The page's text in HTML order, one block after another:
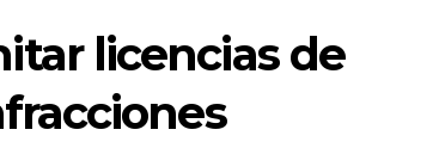
licencias de